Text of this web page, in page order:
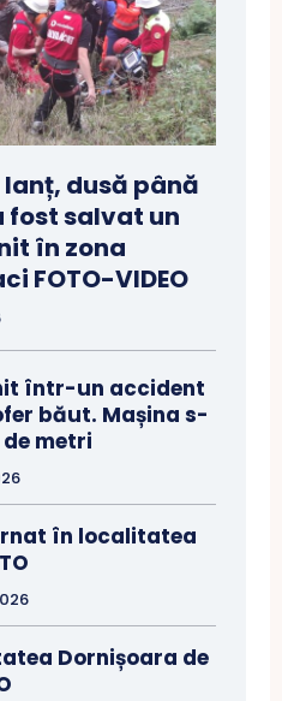
dusă până
fost salvat un
în zona
FOTO-VIDEO
într-un accident
băut. Mașina s-
metri
în localitatea
Dornișoara de